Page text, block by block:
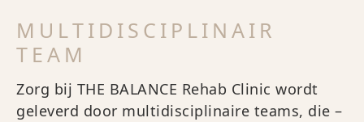
MULTIDISCIPLINAIR
TEAM
Zorg bij THE BALANCE Rehab Clinic wordt
geleverd door multidisciplinaire teams, die –